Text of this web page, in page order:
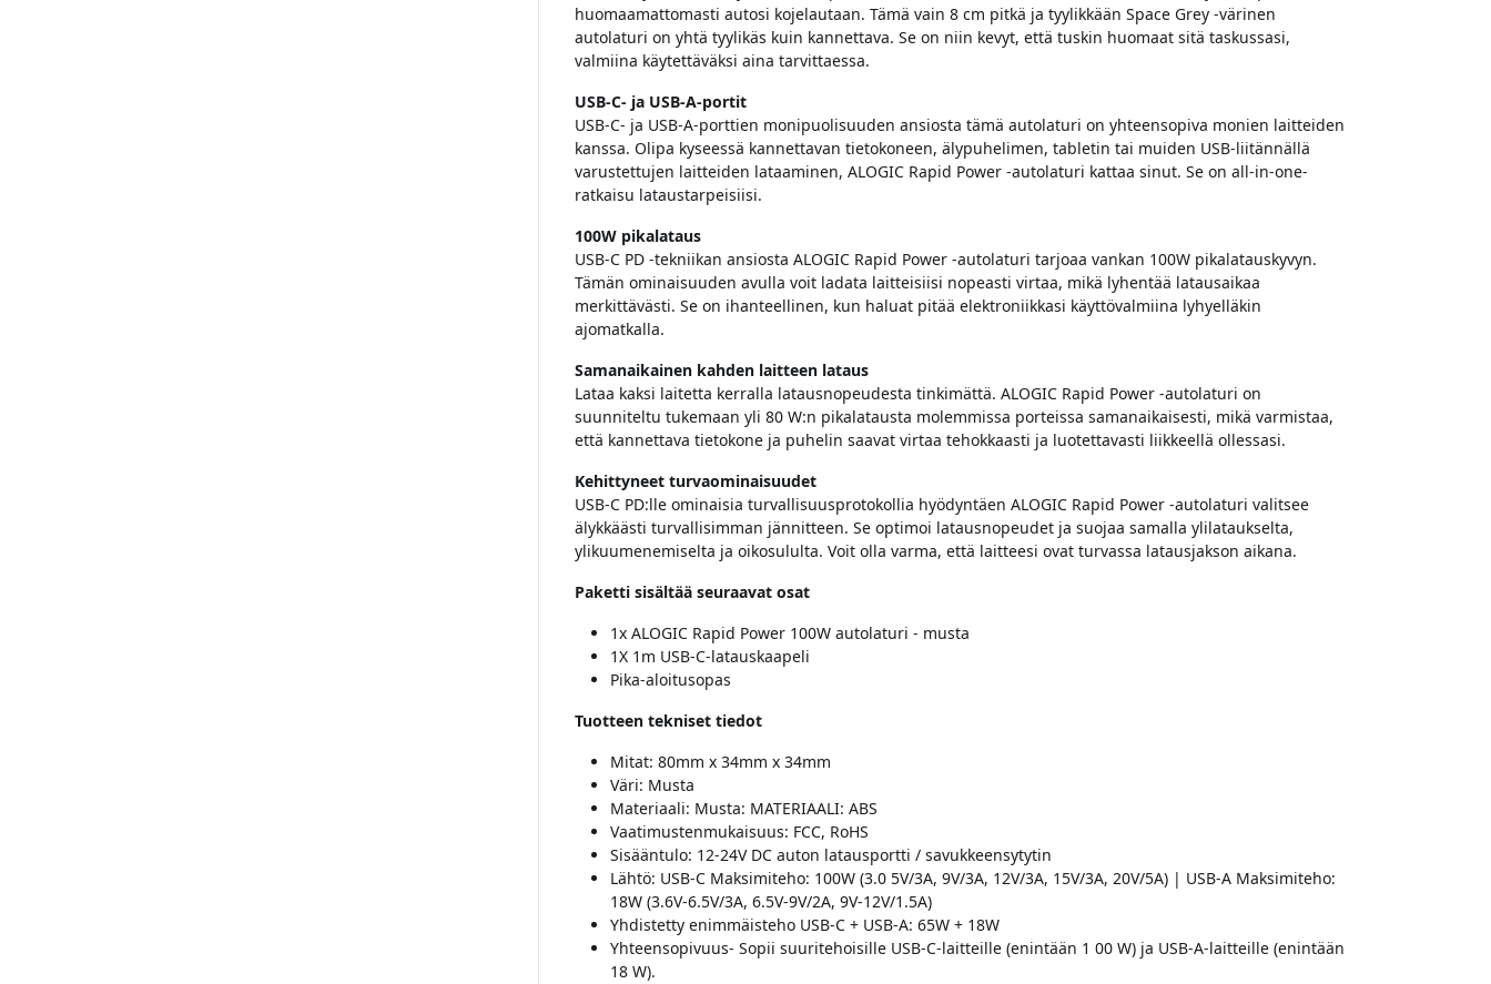
huomaamattomasti autosi kojelautaan. Tämä vain 8 cm pitkä ja tyylikkään Space Grey -värinen
autolaturi on yhtä tyylikäs kuin kannettava. Se on niin kevyt, että tuskin huomaat sitä taskussasi,
valmiina käytettäväksi aina tarvittaessa.
USB-C- ja USB-A-portit
USB-C- ja USB-A-porttien monipuolisuuden ansiosta tämä autolaturi on yhteensopiva monien laitteiden
kanssa. Olipa kyseessä kannettavan tietokoneen, älypuhelimen, tabletin tai muiden USB-liitännällä
varustettujen laitteiden lataaminen, ALOGIC Rapid Power -autolaturi kattaa sinut. Se on all-in-one-
ratkaisu lataustarpeisiisi.
100W pikalataus
USB-C PD -tekniikan ansiosta ALOGIC Rapid Power -autolaturi tarjoaa vankan 100W pikalatauskyvyn.
Tämän ominaisuuden avulla voit ladata laitteisiisi nopeasti virtaa, mikä lyhentää latausaikaa
merkittävästi. Se on ihanteellinen, kun haluat pitää elektroniikkasi käyttövalmiina lyhyelläkin
ajomatkalla.
Samanaikainen kahden laitteen lataus
Lataa kaksi laitetta kerralla latausnopeudesta tinkimättä. ALOGIC Rapid Power -autolaturi on
suunniteltu tukemaan yli 80 W:n pikalatausta molemmissa porteissa samanaikaisesti, mikä varmistaa,
että kannettava tietokone ja puhelin saavat virtaa tehokkaasti ja luotettavasti liikkeellä ollessasi.
Kehittyneet turvaominaisuudet
USB-C PD:lle ominaisia turvallisuusprotokollia hyödyntäen ALOGIC Rapid Power -autolaturi valitsee
älykkäästi turvallisimman jännitteen. Se optimoi latausnopeudet ja suojaa samalla ylilataukselta,
ylikuumenemiselta ja oikosululta. Voit olla varma, että laitteesi ovat turvassa latausjakson aikana.
Paketti sisältää seuraavat osat
1x ALOGIC Rapid Power 100W autolaturi - musta
1X 1m USB-C-latauskaapeli
Pika-aloitusopas
Tuotteen tekniset tiedot
Mitat: 80mm x 34mm x 34mm
Väri: Musta
Materiaali: Musta: MATERIAALI: ABS
Vaatimustenmukaisuus: FCC, RoHS
Sisääntulo: 12-24V DC auton latausportti / savukkeensytytin
Lähtö: USB-C Maksimiteho: 100W (3.0 5V/3A, 9V/3A, 12V/3A, 15V/3A, 20V/5A) | USB-A Maksimiteho:
18W (3.6V-6.5V/3A, 6.5V-9V/2A, 9V-12V/1.5A)
Yhdistetty enimmäisteho USB-C + USB-A: 65W + 18W
Yhteensopivuus- Sopii suuritehoisille USB-C-laitteille (enintään 1 00 W) ja USB-A-laitteille (enintään
18 W).